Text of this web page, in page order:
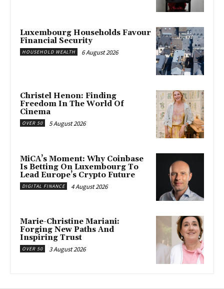
Luxembourg Households Favour
Financial Security
HOUSEHOLD WEALTH 6 August 2026
Christel Henon: Finding
Freedom In The World Of
Cinema
OVER 50 5 August 2026
MiCA’s Moment: Why Coinbase
Is Betting On Luxembourg To
Lead Europe’s Crypto Future
DIGITAL FINANCE 4 August 2026
Marie-Christine Mariani:
Forging New Paths And
Inspiring Trust
OVER 50 3 August 2026